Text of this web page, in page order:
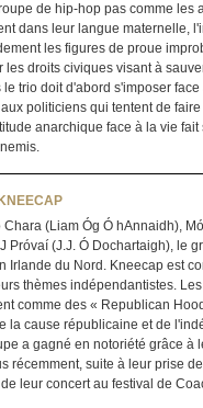
de hip-hop pas comme les
dans leur langue maternelle,
les figures de proue
les droits civiques visant à
trio doit d'abord s'imposer
politiciens qui tentent de
anarchique face à la vie fait
(Liam Óg Ó hAnnaidh),
Próvaí (J.J. Ó Dochartaigh), le
Irlande du Nord. Kneecap est
thèmes indépendantistes.
comme des « Republican
la cause républicaine et de
a gagné en notoriété grâce à
récemment, suite à leur prise
leur concert au festival de